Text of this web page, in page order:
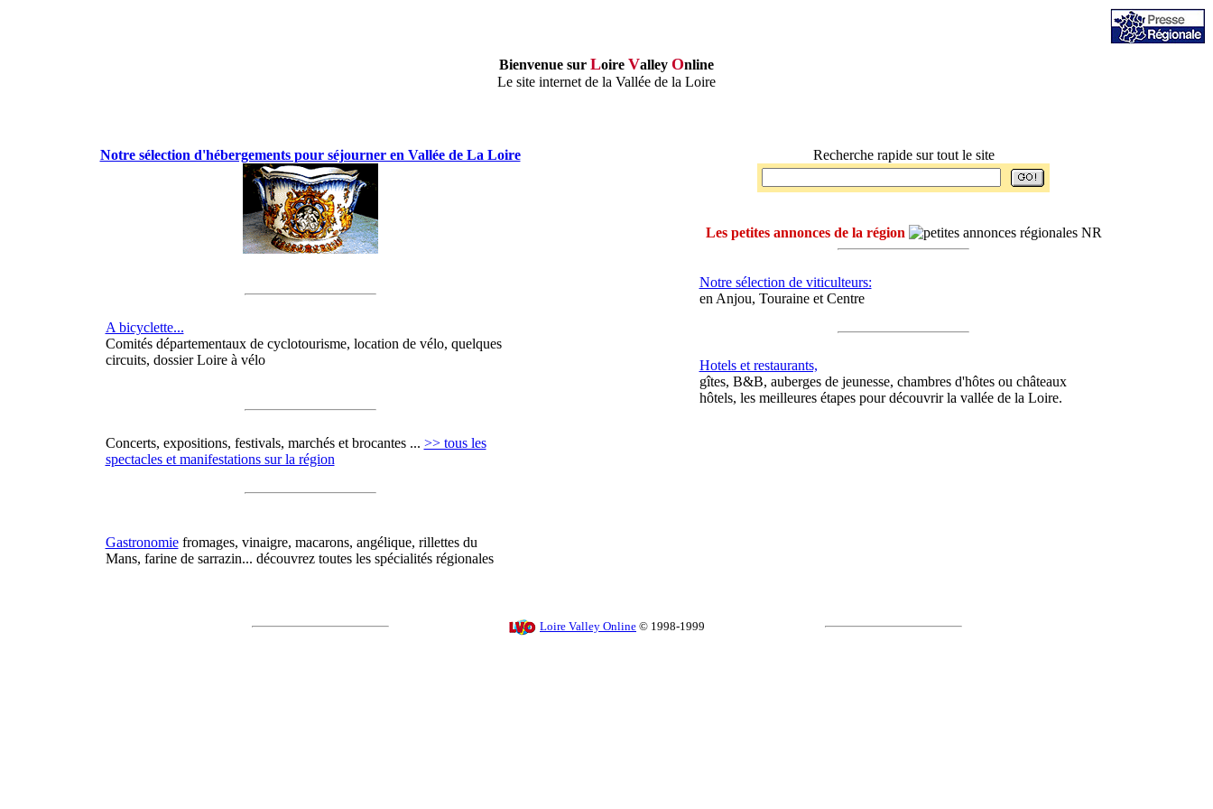
Bienvenue sur Loire Valley Online
Le site internet de la Vallée de la Loire
Notre sélection d'hébergements pour séjourner en Vallée de La Loire
A bicyclette...
Comités départementaux de cyclotourisme, location de vélo, quelques
circuits, dossier Loire à vélo
Concerts, expositions, festivals, marchés et brocantes ... >> tous les
spectacles et manifestations sur la région
Gastronomiefromages, vinaigre, macarons, angélique, rillettes du
Mans, farine de sarrazin... découvrez toutes les spécialités régionales
Recherche rapide sur tout le site
Les petites annonces de la région
Notre sélection de viticulteurs:
en Anjou, Touraine et Centre
Hotels et restaurants,
gîtes, B&B, auberges de jeunesse, chambres d'hôtes ou châteaux
hôtels, les meilleures étapes pour découvrir la vallée de la Loire.
Loire Valley Online © 1998-1999